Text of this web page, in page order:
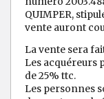
QUIMPER,
vente auront
La vente sera
Les acquéreurs
de 25% ttc.
Les personnes